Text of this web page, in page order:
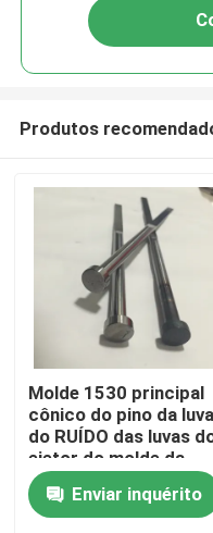
Casa
Produtos
Molde 1530 principal
cônico do pino da luva
do RUÍDO das luvas
ejetor do molde da
nitruração
Enviar inquérito